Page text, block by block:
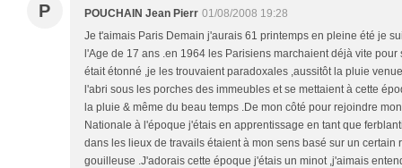
P POUCHAIN Jean Pierr 01/08/2008 19:28
Je t'aimais Paris Demain j'aurais 61 printemps en pleine été je
l'Age de 17 ans .en 1964 les Parisiens marchaient déjà vite
était étonné ,je les trouvaient paradoxales ,aussitôt la pluie
l'abri sous les porches des immeubles et se mettaient à cette
la pluie & même du beau temps .De mon côté pour rejoindre
Nationale à l'époque j'étais en apprentissage en tant que
dans les lieux de travails étaient à mon sens basé sur un certain
gouilleuse .J'adorais cette époque j'étais un minot ,j'aimais